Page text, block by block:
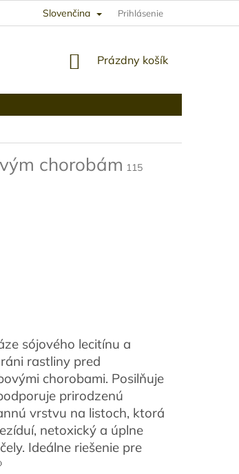
Slovenčina Prihlásenie
NÁKUPNÝ
Prázdny košík
chorobám 115
sójového lecitínu a
rastliny pred
chorobami. Posilňuje
prirodzenú
vrstvu na listoch, ktorá
netoxický a úplne
Ideálne riešenie pre